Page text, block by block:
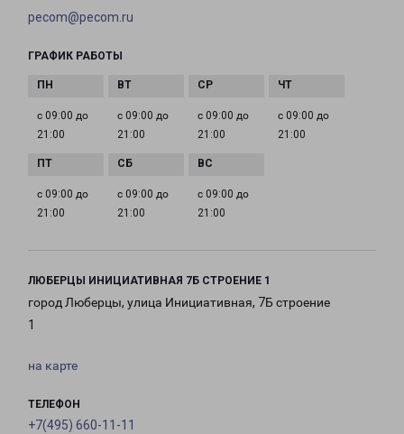
pecom@pecom.ru
ГРАФИК РАБОТЫ
с 09:00 до
21:00
с 09:00 до
21:00
с 09:00 до
21:00
с 09:00 до
21:00
с 09:00 до
21:00
с 09:00 до
21:00
с 09:00 до
21:00
ЛЮБЕРЦЫ ИНИЦИАТИВНАЯ 7Б СТРОЕНИЕ 1
город Люберцы, улица Инициативная, 7Б строение
1
на карте
ТЕЛЕФОН
+7(495) 660-11-11